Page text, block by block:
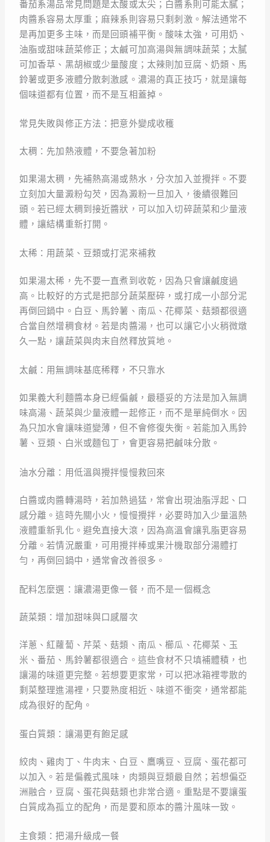
番茄系湯品常見問題是太酸或太尖；白醬系則可能太膩；
肉醬系容易太厚重；麻辣系則容易只剩刺激。解法通常不
是再加更多主味，而是回頭補平衡。酸味太強，可用奶、
油脂或甜味蔬菜修正；太鹹可加高湯與無調味蔬菜；太膩
可加香草、黑胡椒或少量酸度；太辣則加豆腐、奶類、馬
鈴薯或更多液體分散刺激感。濃湯的真正技巧，就是讓每
個味道都有位置，而不是互相蓋掉。
常見失敗與修正方法：把意外變成收穫
太稠：先加熱液體，不要急著加粉
如果湯太稠，先補熱高湯或熱水，分次加入並攪拌。不要
立刻加大量澱粉勾芡，因為澱粉一旦加入，後續很難回
頭。若已經太稠到接近醬狀，可以加入切碎蔬菜和少量液
體，讓結構重新打開。
太稀：用蔬菜、豆類或打泥來補救
如果湯太稀，先不要一直煮到收乾，因為只會讓鹹度過
高。比較好的方式是把部分蔬菜壓碎，或打成一小部分泥
再倒回鍋中。白豆、馬鈴薯、南瓜、花椰菜、菇類都很適
合當自然增稠食材。若是肉醬湯，也可以讓它小火稍微燉
久一點，讓蔬菜與肉末自然釋放質地。
太鹹：用無調味基底稀釋，不只靠水
如果義大利麵醬本身已經偏鹹，最穩妥的方法是加入無調
味高湯、蔬菜與少量液體一起修正，而不是單純倒水。因
為只加水會讓味道變薄，但不會修復失衡。若能加入馬鈴
薯、豆類、白米或麵包丁，會更容易把鹹味分散。
油水分離：用低溫與攪拌慢慢救回來
白醬或肉醬轉湯時，若加熱過猛，常會出現油脂浮起、口
感分離。這時先關小火，慢慢攪拌，必要時加入少量溫熱
液體重新乳化。避免直接大滾，因為高溫會讓乳脂更容易
分離。若情況嚴重，可用攪拌棒或果汁機取部分湯體打
勻，再倒回鍋中，通常會改善很多。
配料怎麼選：讓濃湯更像一餐，而不是一個概念
蔬菜類：增加甜味與口感層次
洋蔥、紅蘿蔔、芹菜、菇類、南瓜、櫛瓜、花椰菜、玉
米、番茄、馬鈴薯都很適合。這些食材不只填補體積，也
讓湯的味道更完整。若想要更家常，可以把冰箱裡零散的
剩菜整理進湯裡，只要熟度相近、味道不衝突，通常都能
成為很好的配角。
蛋白質類：讓湯更有飽足感
絞肉、雞肉丁、牛肉末、白豆、鷹嘴豆、豆腐、蛋花都可
以加入。若是偏義式風味，肉類與豆類最自然；若想偏亞
洲融合，豆腐、蛋花與菇類也非常合適。重點是不要讓蛋
白質成為孤立的配角，而是要和原本的醬汁風味一致。
主食類：把湯升級成一餐